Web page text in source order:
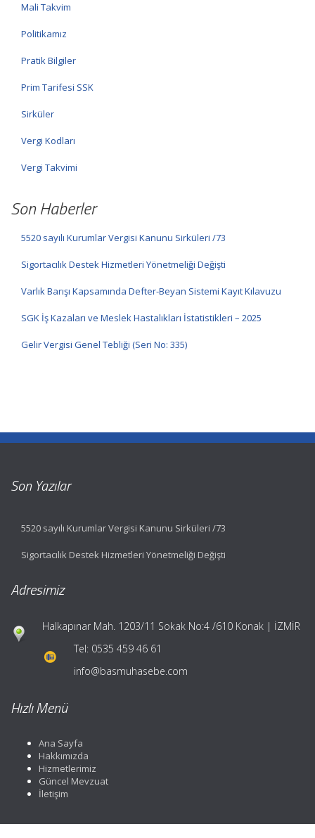
Mali Takvim
Politikamız
Pratik Bilgiler
Prim Tarifesi SSK
Sirküler
Vergi Kodları
Vergi Takvimi
Son Haberler
5520 sayılı Kurumlar Vergisi Kanunu Sirküleri /73
Sigortacılık Destek Hizmetleri Yönetmeliği Değişti
Varlık Barışı Kapsamında Defter-Beyan Sistemi Kayıt Kılavuzu
SGK İş Kazaları ve Meslek Hastalıkları İstatistikleri – 2025
Gelir Vergisi Genel Tebliği (Seri No: 335)
Son Yazılar
5520 sayılı Kurumlar Vergisi Kanunu Sirküleri /73
Sigortacılık Destek Hizmetleri Yönetmeliği Değişti
Adresimiz
Halkapınar Mah. 1203/11 Sokak No:4 /610 Konak | İZMİR
Tel: 0535 459 46 61
info@basmuhasebe.com
Hızlı Menü
Ana Sayfa
Hakkımızda
Hizmetlerimiz
Güncel Mevzuat
İletişim